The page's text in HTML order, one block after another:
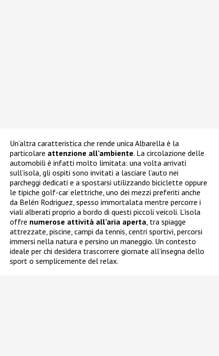
Un’altra caratteristica che rende unica Albarella è la
particolare attenzione all’ambiente. La circolazione delle
automobili è infatti molto limitata: una volta arrivati
sull’isola, gli ospiti sono invitati a lasciare l’auto nei
parcheggi dedicati e a spostarsi utilizzando biciclette oppure
le tipiche golf-car elettriche, uno dei mezzi preferiti anche
da Belén Rodriguez, spesso immortalata mentre percorre i
viali alberati proprio a bordo di questi piccoli veicoli. L’isola
offre numerose attività all’aria aperta, tra spiagge
attrezzate, piscine, campi da tennis, centri sportivi, percorsi
immersi nella natura e persino un maneggio. Un contesto
ideale per chi desidera trascorrere giornate all’insegna dello
sport o semplicemente del relax.